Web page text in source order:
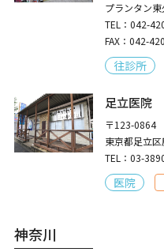
プランタン
TEL：042-
FAX：042-
往診所
足立医院
〒123-0864
東京都足立
TEL：03-
医院
神奈川